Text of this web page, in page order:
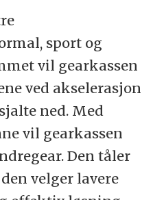
sport og
vil gearkassen
ved akselerasjon
ned. Med
vil gearkassen
Den tåler
velger lavere